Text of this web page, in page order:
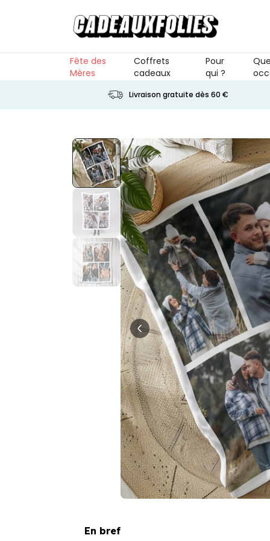
Fête des
Mères
Coffrets
cadeaux
Pour
qui ?
Livraison gratuite dès 60 €
En bref